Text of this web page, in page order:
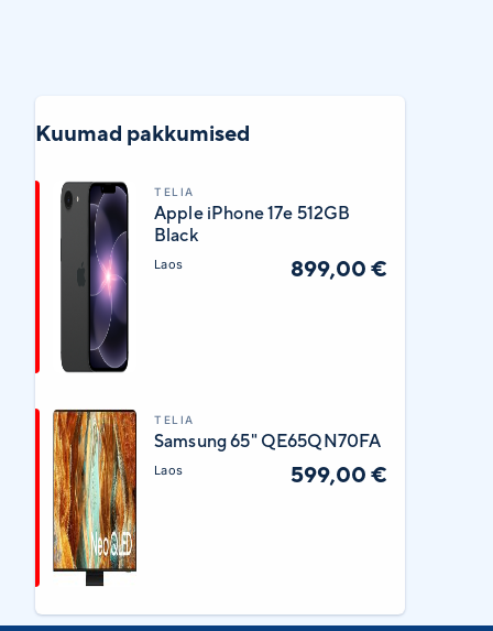
Kuumad pakkumised
TELIA
Apple iPhone 17e 512GB
Black
Laos 899,00 €
TELIA
Samsung 65" QE65QN70FA
Laos 599,00 €